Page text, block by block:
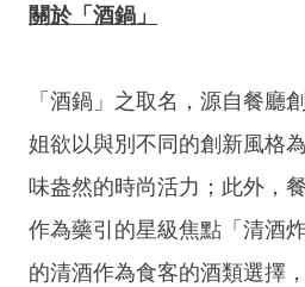
關於「酒鍋」
「酒鍋」之取名，源自餐廳
姐欲以與別不同的創新風格
味盎然的時尚活力；此外，
作為藥引的星級焦點「清酒
的清酒作為食客的酒類選擇